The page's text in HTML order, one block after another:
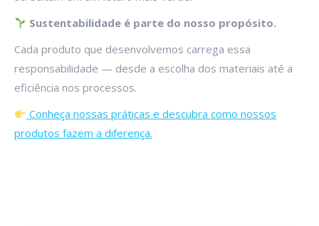
Sustentabilidade é parte do nosso propósito.
Cada produto que desenvolvemos carrega essa
responsabilidade — desde a escolha dos materiais até a
eficiência nos processos.
Conheça nossas práticas e descubra como nossos
produtos fazem a diferença.